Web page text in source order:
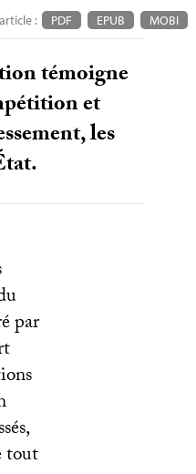
: PDF EPUB MOBI
témoigne
et
les
par
tout